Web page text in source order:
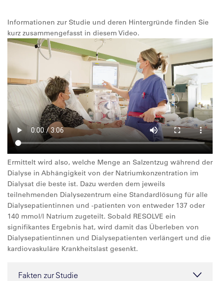
Informationen zur Studie und deren Hintergründe finden Sie
kurz zusammengefasst in diesem Video.
Ermittelt wird also, welche Menge an Salzentzug während der
Dialyse in Abhängigkeit von der Natriumkonzentration im
Dialysat die beste ist. Dazu werden dem jeweils
teilnehmenden Dialysezentrum eine Standardlösung für alle
Dialysepatientinnen und -patienten von entweder 137 oder
140 mmol/l Natrium zugeteilt. Sobald RESOLVE ein
signifikantes Ergebnis hat, wird damit das Überleben von
Dialysepatientinnen und Dialysepatienten verlängert und die
kardiovaskuläre Krankheitslast gesenkt.
Fakten zur Studie